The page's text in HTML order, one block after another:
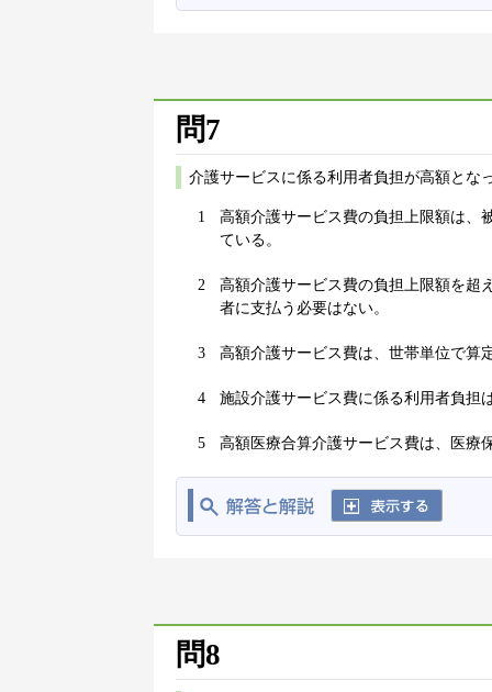
問7
介護サービスに係る利用者負担が高額とな
1
高額介護サービス費の負担上限額は、
ている。
2
高額介護サービス費の負担上限額を超
者に支払う必要はない。
3 高額介護サービス費は、世帯単位で算
4 施設介護サービス費に係る利用者負担
5 高額医療合算介護サービス費は、医療
問8